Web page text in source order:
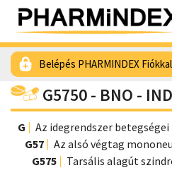
Belépés PHARMINDEX Fiókkal
G5750 - BNO -
G
Az idegrendszer betegségei
G57
Az alsó végtag
G575
Tarsális alagút